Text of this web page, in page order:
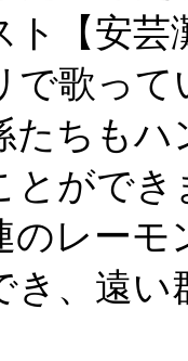
ト【安芸
で歌っ
たちも
とができ
のレー
き、遠